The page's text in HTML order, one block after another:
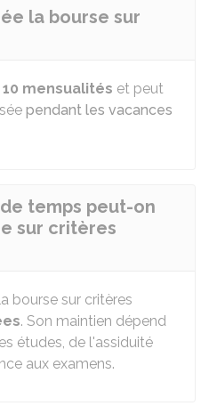
la bourse sur
10 mensualités et peut
pendant les vacances
temps peut-on
sur critères
bourse sur critères
. Son maintien dépend
études, de l'assiduité
aux examens.